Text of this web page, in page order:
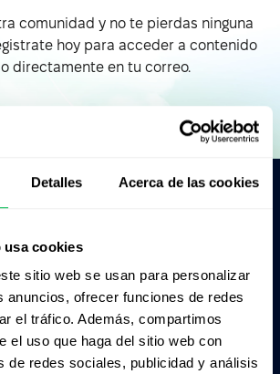
Detalles Acerca de las cookies
usa cookies
sitio web se usan para personalizar
anuncios, ofrecer funciones de redes
el tráfico. Además, compartimos
el uso que haga del sitio web con
de redes sociales, publicidad y análisis
comunidad y no te pierdas ninguna
hoy para acceder a contenido
directamente en tu correo.
Claude
People focused.